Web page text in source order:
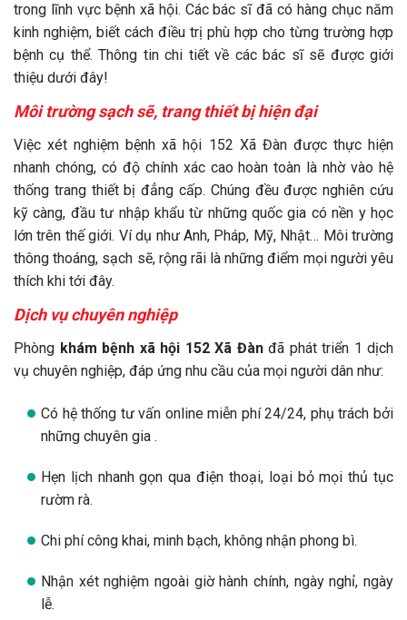
trong lĩnh vực bệnh xã hội. Các bác sĩ đã có hàng chục năm
kinh nghiệm, biết cách điều trị phù hợp cho từng trường hợp
bệnh cụ thể. Thông tin chi tiết về các bác sĩ sẽ được giới
thiệu dưới đây!
Môi trường sạch sẽ, trang thiết bị hiện đại
Việc xét nghiệm bệnh xã hội 152 Xã Đàn được thực hiện
nhanh chóng, có độ chính xác cao hoàn toàn là nhờ vào hệ
thống trang thiết bị đẳng cấp. Chúng đều được nghiên cứu
kỹ càng, đầu tư nhập khẩu từ những quốc gia có nền y học
lớn trên thế giới. Ví dụ như Anh, Pháp, Mỹ, Nhật… Môi trường
thông thoáng, sạch sẽ, rộng rãi là những điểm mọi người yêu
thích khi tới đây.
Dịch vụ chuyên nghiệp
Phòng khám bệnh xã hội 152 Xã Đànđã phát triển 1 dịch
vụ chuyên nghiệp, đáp ứng nhu cầu của mọi người dân như:
Có hệ thống tư vấn online miễn phí 24/24, phụ trách bởi
những chuyên gia .
Hẹn lịch nhanh gọn qua điện thoại, loại bỏ mọi thủ tục
rườm rà.
Chi phí công khai, minh bạch, không nhận phong bì.
Nhận xét nghiệm ngoài giờ hành chính, ngày nghỉ, ngày
lễ.